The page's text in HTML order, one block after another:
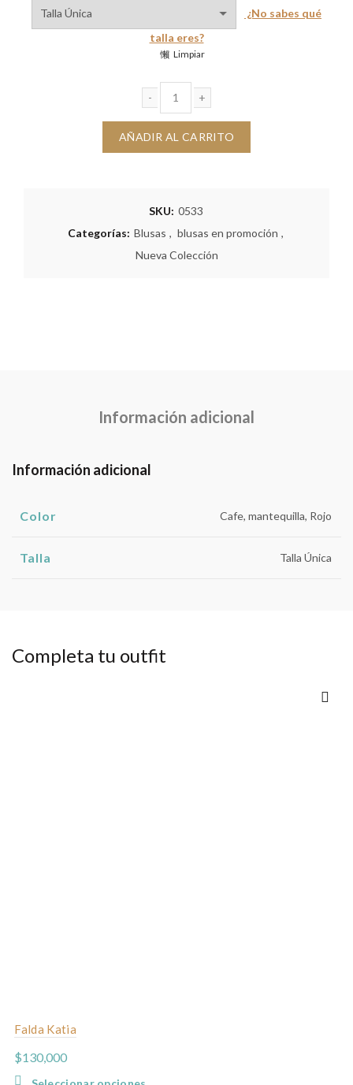
¿No sabes qué
talla eres?
Limpiar
Camiseta Dina corazon destellos cantidad
AÑADIR AL CARRITO
SKU: 0533
Categorías: Blusas , blusas en promoción ,
Nueva Colección
Información adicional
Información adicional
Color Cafe, mantequilla, Rojo
Talla Talla Única
Completa tu outfit
Falda Katia
$130,000